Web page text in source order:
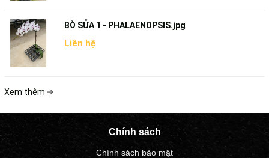
BÒ SỬA 1 - PHALAENOPSIS.jpg
Liên hệ
Xem thêm
Chính sách
Chính sách bảo mật